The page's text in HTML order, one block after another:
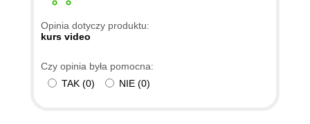
Opinia dotyczy produktu:
kurs video
Czy opinia była pomocna:
TAK (0) NIE (0)